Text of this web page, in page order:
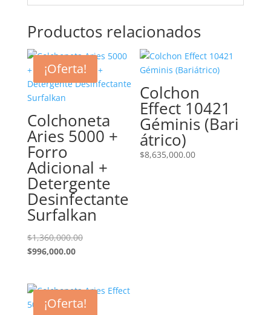
Productos relacionados
¡Oferta!
Colchoneta
Aries 5000 +
Forro
Adicional +
Detergente
Desinfectante
Surfalkan
$1,360,000.00El
$1,360,000.00.
$996,000.00El
es:
$996,000.00.
Colchon
Effect 10421
Géminis (Bari
átrico)
$8,635,000.00
¡Oferta!